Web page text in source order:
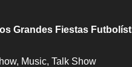
Grandes Fiestas
Music Talk Show